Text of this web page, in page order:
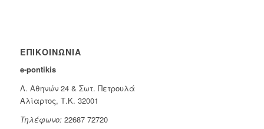
ΕΠΙΚΟΙΝΩΝΊΑ
e-pontikis
Λ. Αθηνών 24 & Σωτ. Πετρουλά
Αλίαρτος, Τ.Κ. 32001
Τηλέφωνο:22687 72720